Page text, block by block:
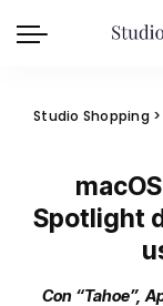
Studio Shopping >
Spotlight
Con “Tahoe”,